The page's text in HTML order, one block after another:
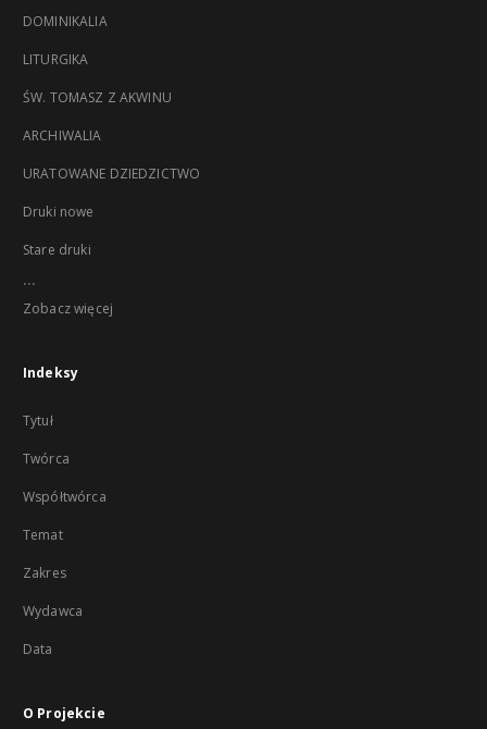
DOMINIKALIA
LITURGIKA
ŚW. TOMASZ Z AKWINU
ARCHIWALIA
URATOWANE DZIEDZICTWO
Druki nowe
Stare druki
...
Zobacz więcej
Indeksy
Tytuł
Twórca
Współtwórca
Temat
Zakres
Wydawca
Data
O Projekcie